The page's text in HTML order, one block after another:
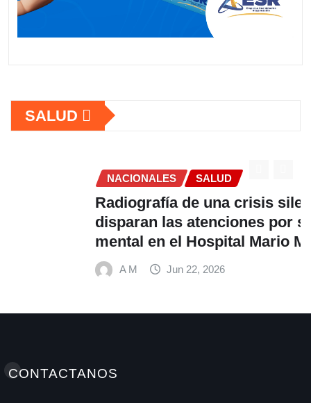
SALUD
SALUD
Radiografía de una crisis silenciosa: Se
disparan las atenciones por salud
mental en el Hospital Mario Mendoza
Jun 22, 2026
CONTACTANOS